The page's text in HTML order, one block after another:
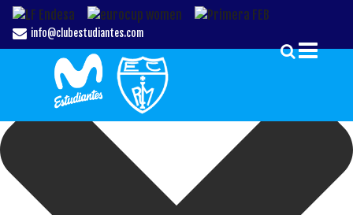
Gestionar el Consentimiento de las Cookies
info@clubestudiantes.com